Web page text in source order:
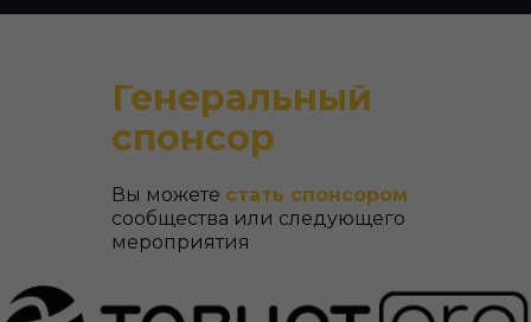
Генеральный
спонсор
Вы можете стать спонсором
сообщества или следующего
мероприятия